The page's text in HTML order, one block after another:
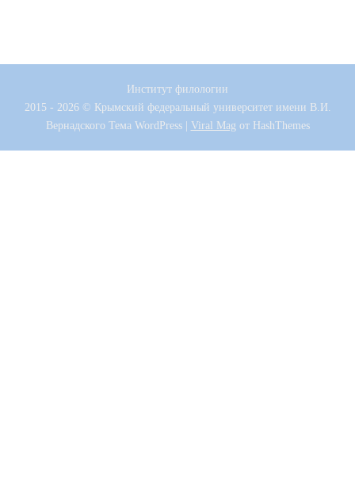
Институт филологии
2015 - 2026 © Крымский федеральный университет имени В.И.
ВернадскогоТема WordPress | Viral Mag от HashThemes